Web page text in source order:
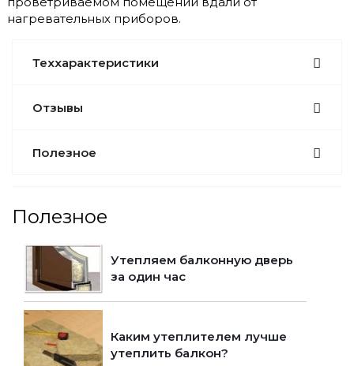
нагревательных приборов.
Теххарактеристики
Отзывы
Полезное
Полезное
Утепляем балконную дверь
за один час
Каким утеплителем лучше
утеплить балкон?